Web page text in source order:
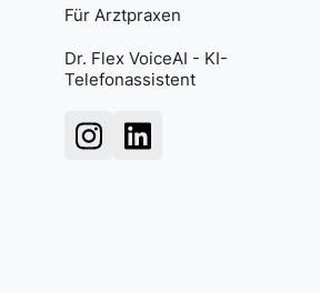
Für Arztpraxen
Dr. Flex VoiceAI - KI-
Telefonassistent